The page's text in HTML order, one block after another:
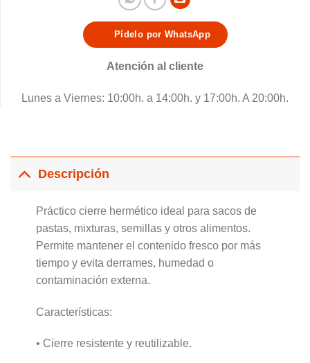
Pídelo por WhatsApp
Atención al cliente
Lunes a Viernes: 10:00h. a 14:00h. y 17:00h. A 20:00h.
Descripción
Práctico cierre hermético ideal para sacos de
pastas, mixturas, semillas y otros alimentos.
Permite mantener el contenido fresco por más
tiempo y evita derrames, humedad o
contaminación externa.
Características:
• Cierre resistente y reutilizable.